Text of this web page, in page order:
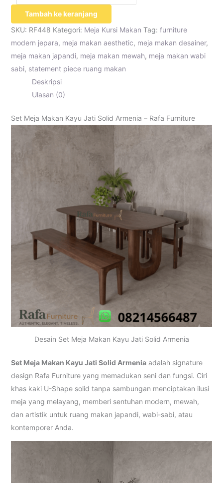
Tambah ke keranjang
SKU: RF448 Kategori: Meja Kursi Makan Tag: furniture
modern jepara, meja makan aesthetic, meja makan desainer,
meja makan japandi, meja makan mewah, meja makan wabi
sabi, statement piece ruang makan
Deskripsi
Ulasan (0)
Set Meja Makan Kayu Jati Solid Armenia – Rafa Furniture
Desain Set Meja Makan Kayu Jati Solid Armenia
Set Meja Makan Kayu Jati Solid Armeniaadalah signature
design Rafa Furniture yang memadukan seni dan fungsi. Ciri
khas kaki U-Shape solid tanpa sambungan menciptakan ilusi
meja yang melayang, memberi sentuhan modern, mewah,
dan artistik untuk ruang makan japandi, wabi-sabi, atau
kontemporer Anda.